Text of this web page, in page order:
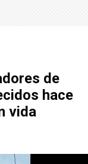
de
hace
vida